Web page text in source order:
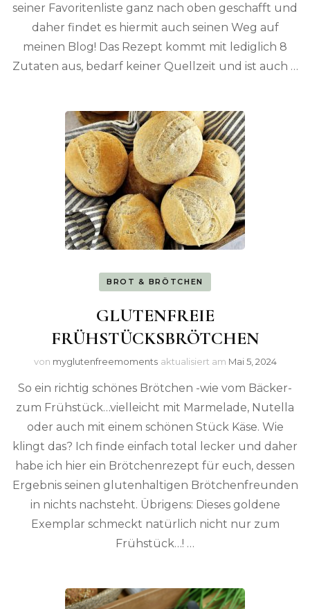
seiner Favoritenliste ganz nach oben geschafft und
daher findet es hiermit auch seinen Weg auf
meinen Blog! Das Rezept kommt mit lediglich 8
Zutaten aus, bedarf keiner Quellzeit und ist auch …
BROT & BRÖTCHEN
GLUTENFREIE
FRÜHSTÜCKSBRÖTCHEN
von myglutenfreemoments aktualisiert am Mai 5, 2024
So ein richtig schönes Brötchen -wie vom Bäcker-
zum Frühstück…vielleicht mit Marmelade, Nutella
oder auch mit einem schönen Stück Käse. Wie
klingt das? Ich finde einfach total lecker und daher
habe ich hier ein Brötchenrezept für euch, dessen
Ergebnis seinen glutenhaltigen Brötchenfreunden
in nichts nachsteht. Übrigens: Dieses goldene
Exemplar schmeckt natürlich nicht nur zum
Frühstück…! …